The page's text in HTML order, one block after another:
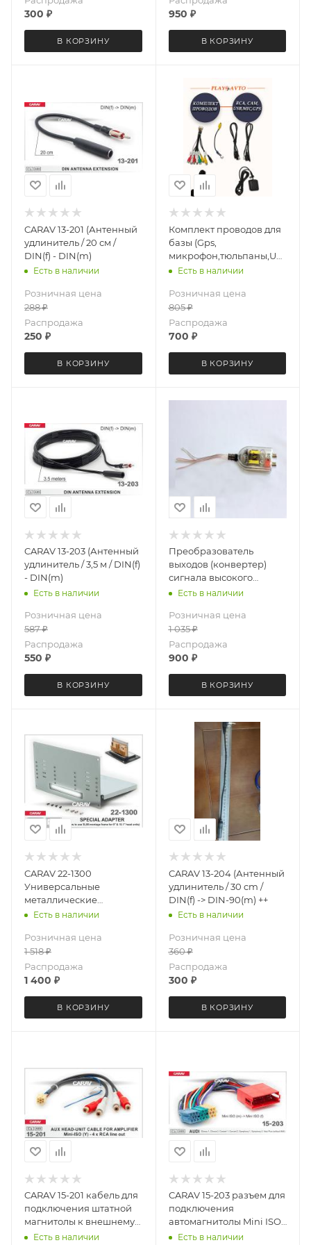
300 ₽
В КОРЗИНУ
950 ₽
В КОРЗИНУ
CARAV 13-201 (Антенный
удлинитель / 20 см /
DIN(f) - DIN(m)
Есть в наличии
Розничная цена
288₽
Распродажа
250 ₽
В КОРЗИНУ
Комплект проводов для
базы (Gps,
микрофон,тюльпаны,USB)
Letrun 3649
Есть в наличии
Розничная цена
805₽
Распродажа
700 ₽
В КОРЗИНУ
CARAV 13-203 (Антенный
удлинитель / 3,5 м / DIN(f)
- DIN(m)
Есть в наличии
Розничная цена
587₽
Распродажа
550 ₽
В КОРЗИНУ
Преобразователь
выходов (конвертер)
сигнала высокого
уровня в сигнал низкого
Есть в наличии
Розничная цена
1 035₽
Распродажа
900 ₽
В КОРЗИНУ
CARAV 22-1300
Универсальные
металлические
крепления заднего
магнитол для
нестандартной
установки
Есть в наличии
Розничная цена
1 518₽
Распродажа
1 400 ₽
В КОРЗИНУ
CARAV 13-204 (Антенный
удлинитель / 30 cm /
DIN(f) -> DIN-90(m) ++
Есть в наличии
Розничная цена
360₽
Распродажа
300 ₽
В КОРЗИНУ
CARAV 15-201 кабель для
подключения штатной
магнитолы к внешнему
усилителю Mini-ISO (Y) -
Есть в наличии
CARAV 15-203 разъем для
подключения
автомагнитолы Mini ISO
(Male) - Mini ISO (Female)
Есть в наличии